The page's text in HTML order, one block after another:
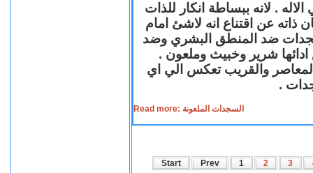
. لانه ببساطة انكار للذات
ذاته عن اقتناع انه لاشئ امام
ضد المنطق البشري وضد
ادائها شرير وخبيث وملعون .
المعاصر والقريب تعكس الي اي
.
Read more: السجدات الملعونة
Start Prev 1 2 3